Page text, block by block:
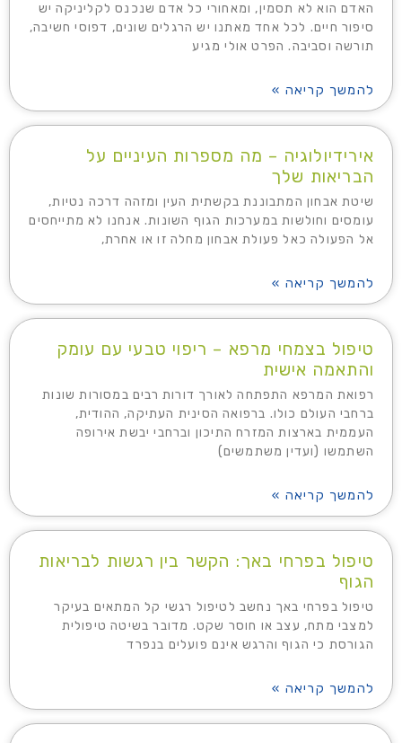
האדם הוא לא תסמין, ומאחורי כל אדם שנכנס לקליניקה יש
סיפור חיים. לכל אחד מאתנו יש הרגלים שונים, דפוסי חשיבה,
תורשה וסביבה. הפרט אולי מגיע
להמשך קריאה »
אירידיולוגיה – מה מספרות העיניים על
הבריאות שלך
שיטת אבחון המתבוננת בקשתית העין ומזהה דרכה נטיות,
עומסים וחולשות במערכות הגוף השונות. אנחנו לא מתייחסים
אל הפעולה כאל פעולת אבחון מחלה זו או אחרת,
להמשך קריאה »
טיפול בצמחי מרפא – ריפוי טבעי עם עומק
והתאמה אישית
רפואת המרפא התפתחה לאורך דורות רבים במסורות שונות
ברחבי העולם כולו. ברפואה הסינית העתיקה, ההודית,
העממית בארצות המזרח התיכון וברחבי יבשת אירופה
השתמשו (ועדין משתמשים)
להמשך קריאה »
טיפול בפרחי באך: הקשר בין רגשות לבריאות
הגוף
טיפול בפרחי באך נחשב לטיפול רגשי קל המתאים בעיקר
למצבי מתח, עצב או חוסר שקט. מדובר בשיטה טיפולית
הגורסת כי הגוף והרגש אינם פועלים בנפרד
להמשך קריאה »